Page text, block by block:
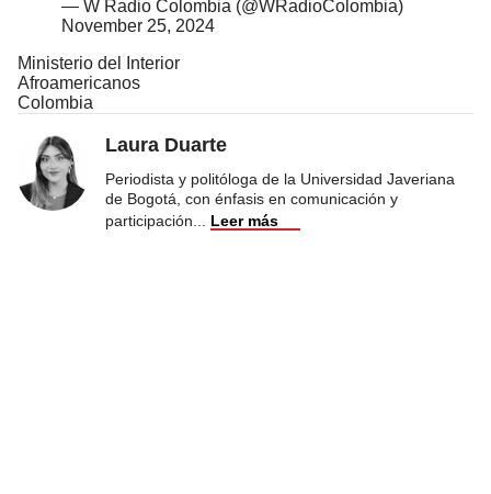
— W Radio Colombia (@WRadioColombia)
November 25, 2024
Ministerio del Interior
Afroamericanos
Colombia
Laura Duarte
Periodista y politóloga de la Universidad Javeriana
de Bogotá, con énfasis en comunicación y
participación
Leer más